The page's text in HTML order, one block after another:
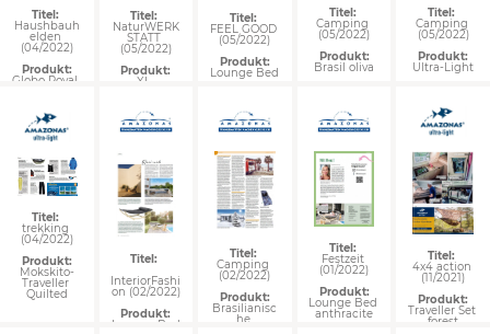
Titel:
4x4 action
(11/2021)
Produkt:
Traveller Set
forest
Titel:
Camping
(02/2022)
Produkt:
Brasilianisc
he
Titel:
NaturWERK
STATT
(05/2022)
Produkt:
XL
Titel:
trekking
(04/2022)
Produkt:
Mokskito-
Traveller
Quilted
Titel:
Festzeit
(01/2022)
Produkt:
Lounge Bed
anthracite
Titel:
Camping
(05/2022)
Produkt:
Ultra-Light
Titel:
Camping
(05/2022)
Produkt:
Brasil oliva
Titel:
FEEL GOOD
(05/2022)
Produkt:
Lounge Bed
Titel:
InteriorFashi
on (02/2022)
Produkt:
Lounge Bed
Titel:
Haushbauh
elden
(04/2022)
Produkt:
Globo Royal